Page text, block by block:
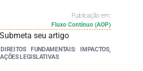
Publicação em:
Fluxo Contínuo (AOP)
FUNDAMENTAIS: IMPACTOS,
LEGISLATIVAS